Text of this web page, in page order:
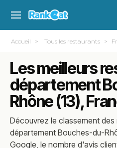
Accueil Tous les restaurants
Les meilleurs
département
Rhône (13),
Découvrez le classement des
département Bouches-du-
Google, le nombre d'avis